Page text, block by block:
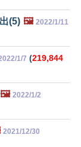
(5) 🖼️ 2022/1/11
1/7 (219,844
🖼️ 2022/1/2
2021/12/30